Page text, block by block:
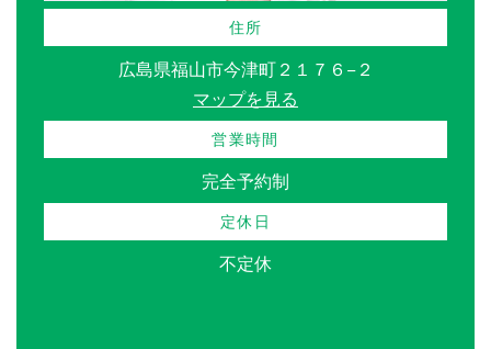
住所
広島県福山市今津町２１７６−２
マップを見る
営業時間
完全予約制
定休日
不定休